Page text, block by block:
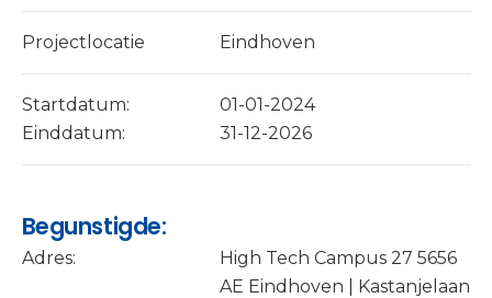
Projectlocatie Eindhoven
Startdatum:
01-01-2024
Einddatum:
31-12-2026
Begunstigde:
Adres:
High Tech Campus 27 5656
AE Eindhoven | Kastanjelaan